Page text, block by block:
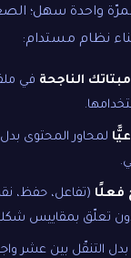
لمرّة واحدة سهل؛
نظام مستدام:
الناجحة في
لمحاور المحتوى بدل
فعلًا (تفاعل، حفظ،
تعلّق بمقاييس
بدل التنقّل بين عشر